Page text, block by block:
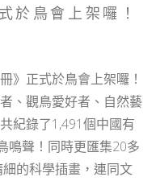
於鳥會上架囉！
》正式於鳥會上架囉！
、觀鳥愛好者、自然藝
紀錄了1,491個中國有
鳴聲！同時更匯集20多
的科學插畫，連同文